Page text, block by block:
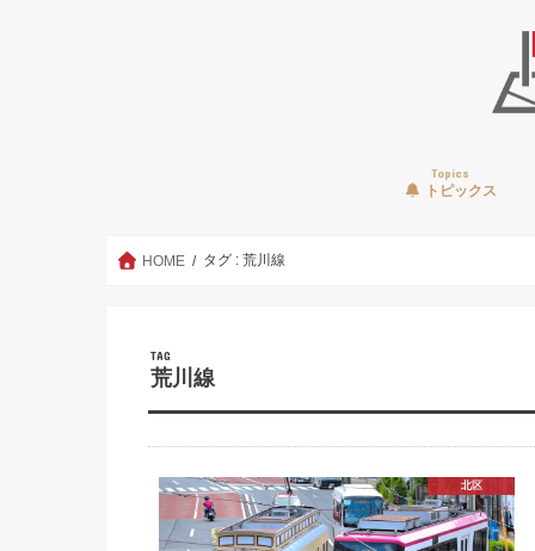
Topics
トピックス
HOME タグ : 荒川線
TAG
荒川線
北区